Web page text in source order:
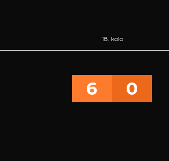
18. kolo
6 0